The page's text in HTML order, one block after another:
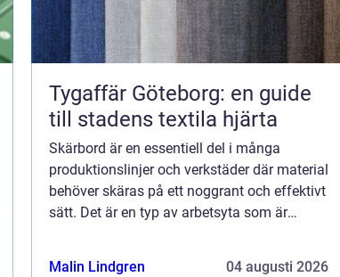
Tygaffär Göteborg: en guide
till stadens textila hjärta
Skärbord är en essentiell del i många
produktionslinjer och verkstäder där material
behöver skäras på ett noggrant och effektivt
sätt. Det är en typ av arbetsyta som är
Malin Lindgren
04 augusti 2026